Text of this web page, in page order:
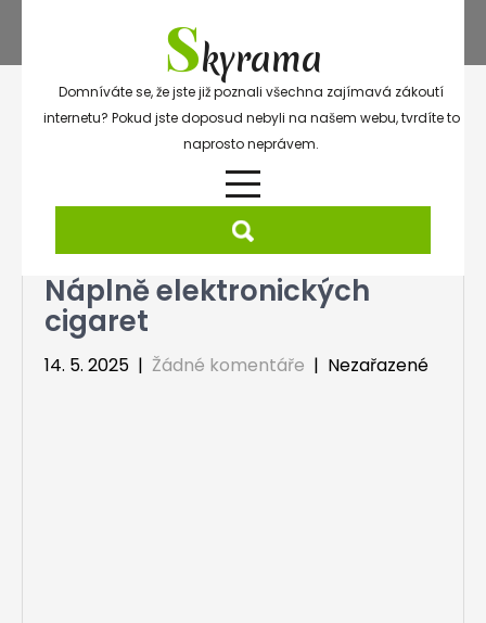
content
Skyrama
Domníváte se, že jste již poznali všechna zajímavá zákoutí
internetu? Pokud jste doposud nebyli na našem webu, tvrdíte to
naprosto neprávem.
Náplně elektronických
cigaret
14. 5. 2025 | Žádné komentáře | Nezařazené